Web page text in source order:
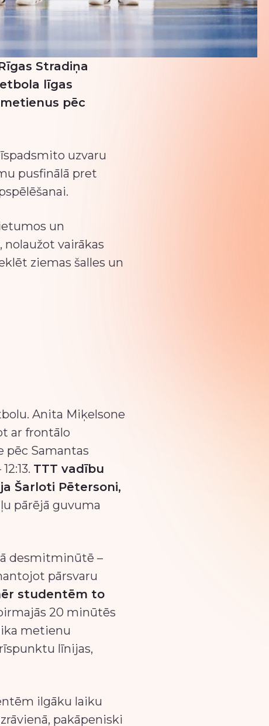
Stradiņa
līgas
pēc
uzvaru
pusfinālā pret
un
vairākas
ziemas šalles un
Anita Miķelsone
ar frontālo
pēc Samantas
TTT vadību
Šarloti Pētersoni,
pārējā guvuma
desmitminūtē –
pārsvaru
studentēm to
20 minūtēs
metienu
līnijas,
ilgāku laiku
pakāpeniski